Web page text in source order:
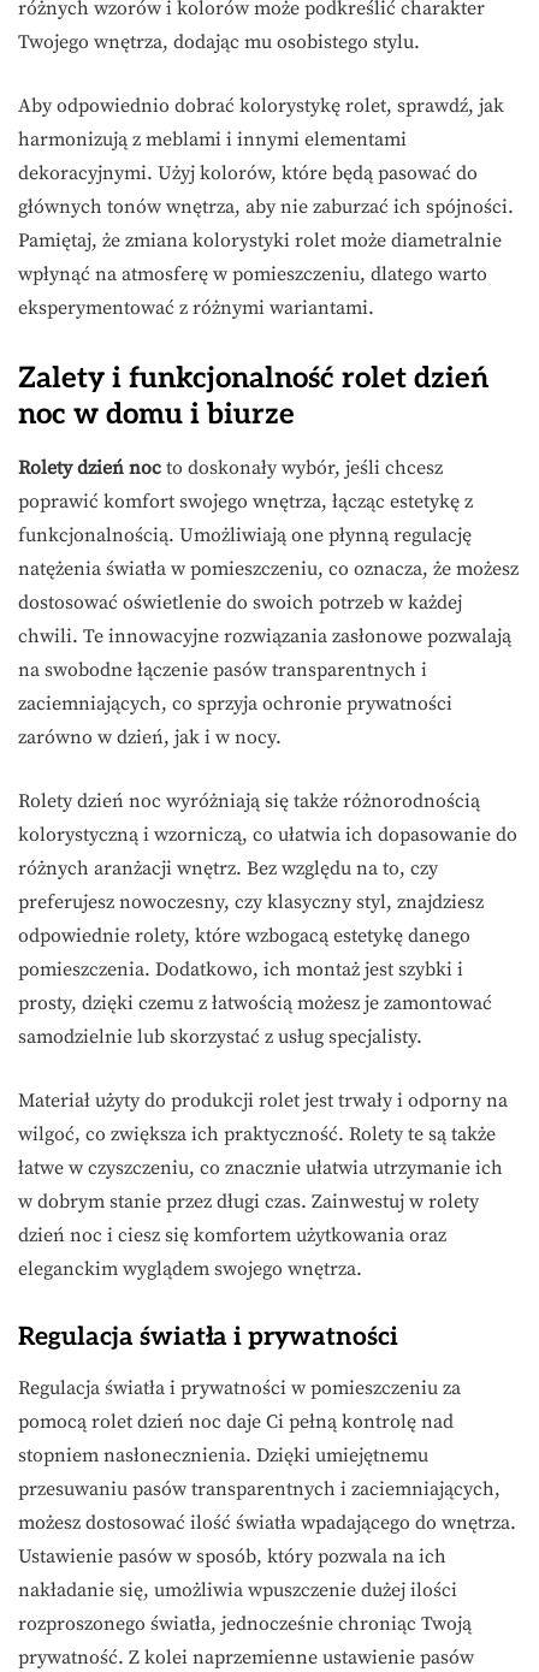
różnych wzorów i kolorów może podkreślić charakter
Twojego wnętrza, dodając mu osobistego stylu.
Aby odpowiednio dobrać kolorystykę rolet, sprawdź, jak
harmonizują z meblami i innymi elementami
dekoracyjnymi. Użyj kolorów, które będą pasować do
głównych tonów wnętrza, aby nie zaburzać ich spójności.
Pamiętaj, że zmiana kolorystyki rolet może diametralnie
wpłynąć na atmosferę w pomieszczeniu, dlatego warto
eksperymentować z różnymi wariantami.
Zalety i funkcjonalność rolet dzień
noc w domu i biurze
Rolety dzień noc to doskonały wybór, jeśli chcesz
poprawić komfort swojego wnętrza, łącząc estetykę z
funkcjonalnością. Umożliwiają one płynną regulację
natężenia światła w pomieszczeniu, co oznacza, że możesz
dostosować oświetlenie do swoich potrzeb w każdej
chwili. Te innowacyjne rozwiązania zasłonowe pozwalają
na swobodne łączenie pasów transparentnych i
zaciemniających, co sprzyja ochronie prywatności
zarówno w dzień, jak i w nocy.
Rolety dzień noc wyróżniają się także różnorodnością
kolorystyczną i wzorniczą, co ułatwia ich dopasowanie do
różnych aranżacji wnętrz. Bez względu na to, czy
preferujesz nowoczesny, czy klasyczny styl, znajdziesz
odpowiednie rolety, które wzbogacą estetykę danego
pomieszczenia. Dodatkowo, ich montaż jest szybki i
prosty, dzięki czemu z łatwością możesz je zamontować
samodzielnie lub skorzystać z usług specjalisty.
Materiał użyty do produkcji rolet jest trwały i odporny na
wilgoć, co zwiększa ich praktyczność. Rolety te są także
łatwe w czyszczeniu, co znacznie ułatwia utrzymanie ich
w dobrym stanie przez długi czas. Zainwestuj w rolety
dzień noc i ciesz się komfortem użytkowania oraz
eleganckim wyglądem swojego wnętrza.
Regulacja światła i prywatności
Regulacja światła i prywatności w pomieszczeniu za
pomocą rolet dzień noc daje Ci pełną kontrolę nad
stopniem nasłonecznienia. Dzięki umiejętnemu
przesuwaniu pasów transparentnych i zaciemniających,
możesz dostosować ilość światła wpadającego do wnętrza.
Ustawienie pasów w sposób, który pozwala na ich
nakładanie się, umożliwia wpuszczenie dużej ilości
rozproszonego światła, jednocześnie chroniąc Twoją
prywatność. Z kolei naprzemienne ustawienie pasów